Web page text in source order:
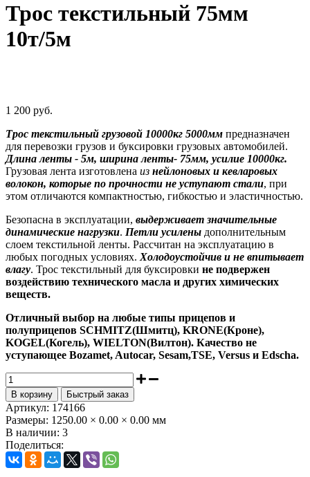
Трос текстильный 75мм
10т/5м
1 200 руб.
Трос текстильный грузовой 10000кг 5000мм предназначен
для перевозки грузов и буксировки грузовых автомобилей.
Длина ленты - 5м, ширина ленты- 75мм, усилие 10000кг.
Грузовая лента изготовлена из нейлоновых и кевларовых
волокон, которые по прочности не уступают стали, при
этом отличаются компактностью, гибкостью и эластичностью.
Безопасна в эксплуатации, выдерживает значительные
динамические нагрузки. Петли усилены дополнительным
слоем текстильной ленты. Рассчитан на эксплуатацию в
любых погодных условиях. Холодоустойчив и не впитывает
влагу. Трос текстильный для буксировки не подвержен
воздействию технического масла и других химических
веществ.
Отличный выбор на любые типы прицепов и
полуприцепов SCHMITZ(Шмитц), KRONE(Кроне),
KOGEL(Когель), WIELTON(Вилтон). Качество не
уступающее Bozamet, Autocar, Sesam,TSE, Versus и Edscha.
В корзину Быстрый заказ
Артикул: 174166
Размеры: 1250.00 × 0.00 × 0.00 мм
В наличии: 3
Поделиться: